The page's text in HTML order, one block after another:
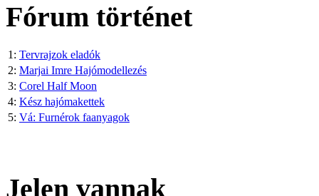
Fórum történet
1: Tervrajzok eladók
2: Marjai Imre Hajómodellezés
3: Corel Half Moon
4: Kész hajómakettek
5: Vá: Furnérok faanyagok
Jelen vannak